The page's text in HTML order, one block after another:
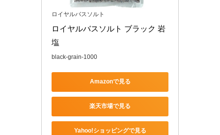
ロイヤルバスソルト
ロイヤルバスソルト ブラック 岩
塩
black-grain-1000
Amazonで見る
楽天市場で見る
Yahoo!ショッピングで見る